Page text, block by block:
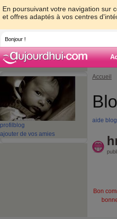
En poursuivant votre navigation sur
et offres adaptés à vos centres
Bonjour !
profil blog
ajouter de vos amies
Accueil
aide blog
Bon